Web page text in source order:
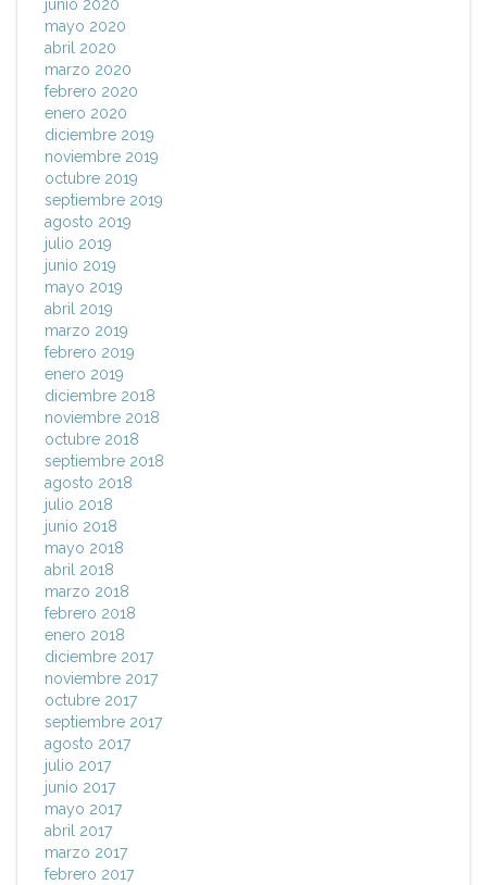
junio 2020
mayo 2020
abril 2020
marzo 2020
febrero 2020
enero 2020
diciembre 2019
noviembre 2019
octubre 2019
septiembre 2019
agosto 2019
julio 2019
junio 2019
mayo 2019
abril 2019
marzo 2019
febrero 2019
enero 2019
diciembre 2018
noviembre 2018
octubre 2018
septiembre 2018
agosto 2018
julio 2018
junio 2018
mayo 2018
abril 2018
marzo 2018
febrero 2018
enero 2018
diciembre 2017
noviembre 2017
octubre 2017
septiembre 2017
agosto 2017
julio 2017
junio 2017
mayo 2017
abril 2017
marzo 2017
febrero 2017